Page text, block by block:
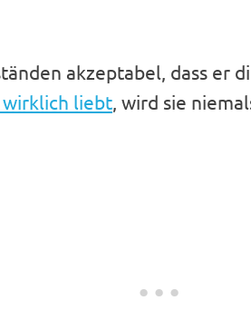
akzeptabel, dass er
wirklich liebt , wird sie